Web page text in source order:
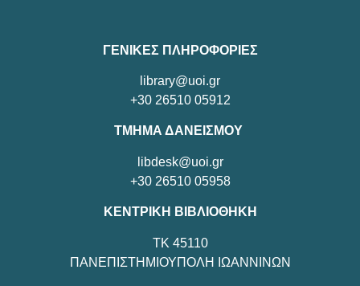
ΓΕΝΙΚΕΣ ΠΛΗΡΟΦΟΡΙΕΣ
library@uoi.gr
+30 26510 05912
ΤΜΗΜΑ ΔΑΝΕΙΣΜΟΥ
libdesk@uoi.gr
+30 26510 05958
ΚΕΝΤΡΙΚΗ ΒΙΒΛΙΟΘΗΚΗ
TK 45110
ΠΑΝΕΠΙΣΤΗΜΙΟΥΠΟΛΗ ΙΩΑΝΝΙΝΩΝ